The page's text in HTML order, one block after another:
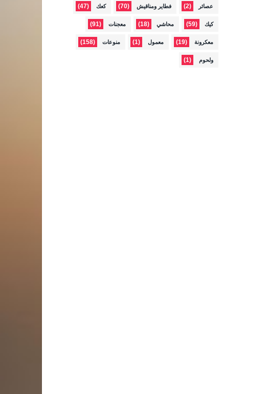
عصائر (2) فطاير ومناقيش (70) كعك (47)
كيك (59) محاشي (18) معجنات (91)
معكرونة (19) معمول (1) منوعات (158)
ولحوم (1)